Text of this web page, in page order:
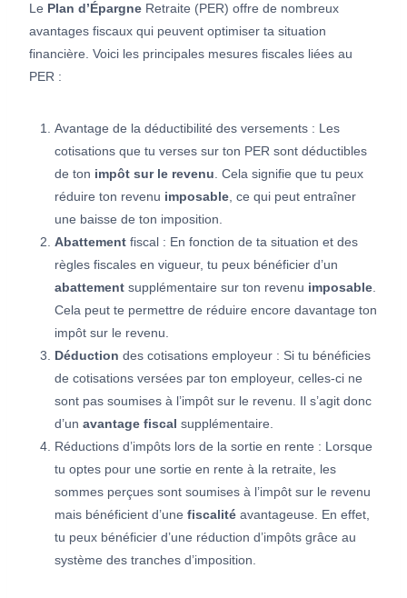
Le Plan d’Épargne Retraite (PER) offre de nombreux
avantages fiscaux qui peuvent optimiser ta situation
financière. Voici les principales mesures fiscales liées au
PER :
Avantage de la déductibilité des versements : Les
cotisations que tu verses sur ton PER sont déductibles
de ton impôt sur le revenu . Cela signifie que tu peux
réduire ton revenu imposable , ce qui peut entraîner
une baisse de ton imposition.
Abattement fiscal : En fonction de ta situation et des
règles fiscales en vigueur, tu peux bénéficier d’un
abattement supplémentaire sur ton revenu imposable
Cela peut te permettre de réduire encore davantage ton
impôt sur le revenu.
Déduction des cotisations employeur : Si tu bénéficies
de cotisations versées par ton employeur, celles-ci ne
sont pas soumises à l’impôt sur le revenu. Il s’agit donc
d’un avantage fiscal supplémentaire.
Réductions d’impôts lors de la sortie en rente : Lorsque
tu optes pour une sortie en rente à la retraite, les
sommes perçues sont soumises à l’impôt sur le revenu
mais bénéficient d’une fiscalité avantageuse. En effet,
tu peux bénéficier d’une réduction d’impôts grâce au
système des tranches d’imposition.